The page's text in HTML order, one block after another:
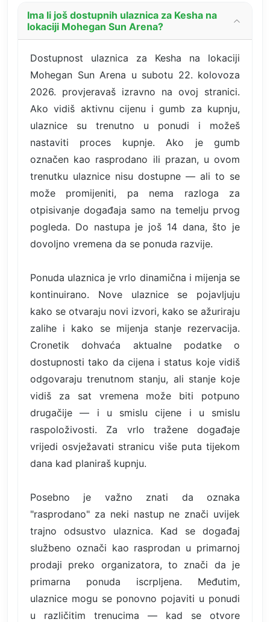
Ima li još dostupnih ulaznica za Kesha na
lokaciji Mohegan Sun Arena?
Dostupnost ulaznica za Kesha na lokaciji
Mohegan Sun Arena u subotu 22. kolovoza
2026. provjeravaš izravno na ovoj stranici.
Ako vidiš aktivnu cijenu i gumb za kupnju,
ulaznice su trenutno u ponudi i možeš
nastaviti proces kupnje. Ako je gumb
označen kao rasprodano ili prazan, u ovom
trenutku ulaznice nisu dostupne — ali to se
može promijeniti, pa nema razloga za
otpisivanje događaja samo na temelju prvog
pogleda. Do nastupa je još 14 dana, što je
dovoljno vremena da se ponuda razvije.
Ponuda ulaznica je vrlo dinamična i mijenja se
kontinuirano. Nove ulaznice se pojavljuju
kako se otvaraju novi izvori, kako se ažuriraju
zalihe i kako se mijenja stanje rezervacija.
Cronetik dohvaća aktualne podatke o
dostupnosti tako da cijena i status koje vidiš
odgovaraju trenutnom stanju, ali stanje koje
vidiš za sat vremena može biti potpuno
drugačije — i u smislu cijene i u smislu
raspoloživosti. Za vrlo tražene događaje
vrijedi osvježavati stranicu više puta tijekom
dana kad planiraš kupnju.
Posebno je važno znati da oznaka
"rasprodano" za neki nastup ne znači uvijek
trajno odsustvo ulaznica. Kad se događaj
službeno označi kao rasprodan u primarnoj
prodaji preko organizatora, to znači da je
primarna ponuda iscrpljena. Međutim,
ulaznice mogu se ponovno pojaviti u ponudi
u različitim trenucima — kad se otvore